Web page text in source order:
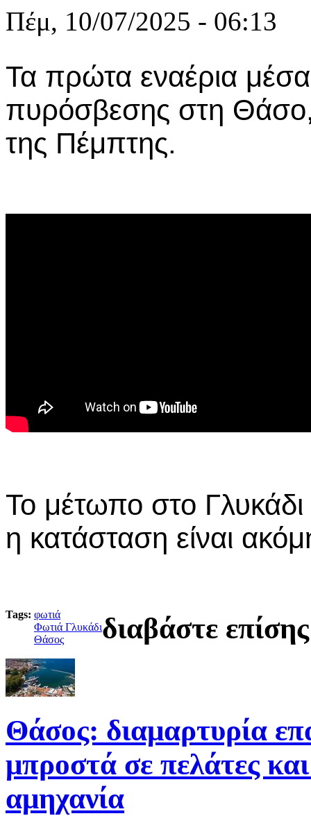
Πέμ, 10/07/2025 - 06:13
Τα πρώτα εναέρια
πυρόσβεσης στη
της Πέμπτης.
Το μέτωπο στο
η κατάσταση είναι
Tags: φωτιά
Φωτιά Γλυκάδι
Θάσος
διαβάστε επίσης
Θάσος: διαμαρτυρία
μπροστά σε πελάτες
αμηχανία